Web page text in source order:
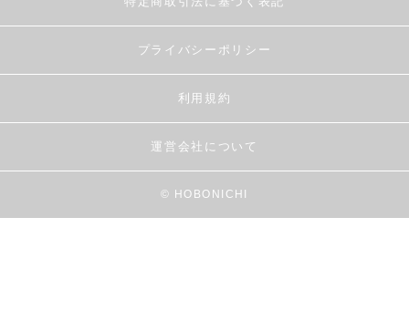
プライバシーポリシー
利用規約
運営会社について
© HOBONICHI